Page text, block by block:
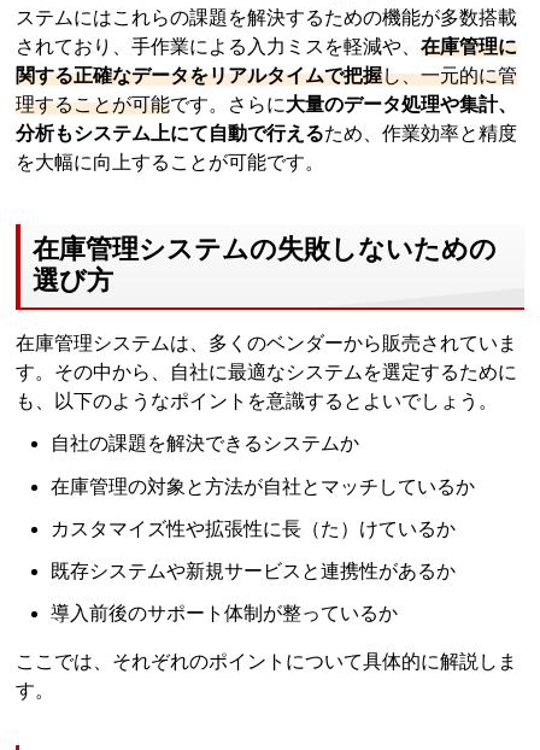
ステムにはこれらの課題を解決するための機能が多数搭載
されており、手作業による入力ミスを軽減や、在庫管理に
関する正確なデータをリアルタイムで把握し、一元的に管
理することが可能です。さらに大量のデータ処理や集計、
分析もシステム上にて自動で行えるため、作業効率と精度
を大幅に向上することが可能です。
在庫管理システムの失敗しないための
選び方
在庫管理システムは、多くのベンダーから販売されていま
す。その中から、自社に最適なシステムを選定するために
も、以下のようなポイントを意識するとよいでしょう。
自社の課題を解決できるシステムか
在庫管理の対象と方法が自社とマッチしているか
カスタマイズ性や拡張性に長（た）けているか
既存システムや新規サービスと連携性があるか
導入前後のサポート体制が整っているか
ここでは、それぞれのポイントについて具体的に解説しま
す。